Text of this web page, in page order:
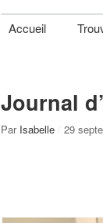
Accueil
Journal
Par Isabelle / 29